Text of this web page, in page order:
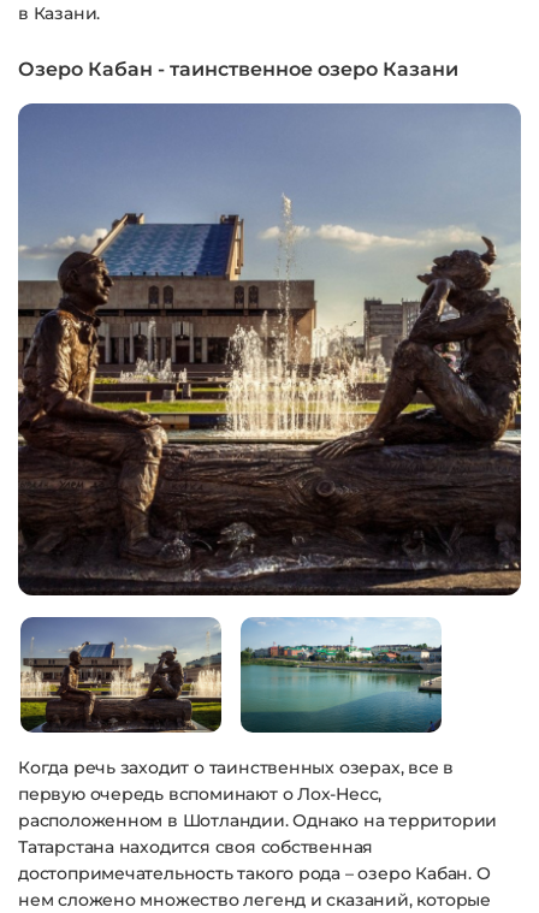
в Казани.
Озеро Кабан - таинственное озеро Казани
Когда речь заходит о таинственных озерах, все в
первую очередь вспоминают о Лох-Несс,
расположенном в Шотландии. Однако на территории
Татарстана находится своя собственная
достопримечательность такого рода – озеро Кабан. О
нем сложено множество легенд и сказаний, которые